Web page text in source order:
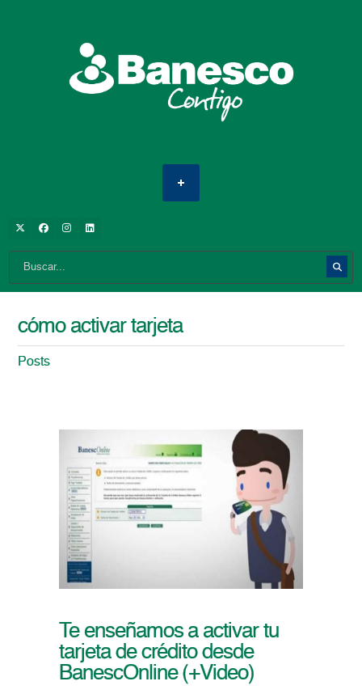
cómo activar tarjeta
Posts
Te enseñamos a activar tu
tarjeta de crédito desde
BanescOnline (+Video)